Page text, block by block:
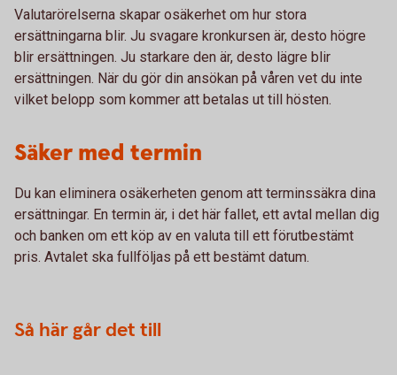
Valutarörelserna skapar osäkerhet om hur stora
ersättningarna blir. Ju svagare kronkursen är, desto högre
blir ersättningen. Ju starkare den är, desto lägre blir
ersättningen. När du gör din ansökan på våren vet du inte
vilket belopp som kommer att betalas ut till hösten.
Säker med termin
Du kan eliminera osäkerheten genom att terminssäkra dina
ersättningar. En termin är, i det här fallet, ett avtal mellan dig
och banken om ett köp av en valuta till ett förutbestämt
pris. Avtalet ska fullföljas på ett bestämt datum.
Så här går det till